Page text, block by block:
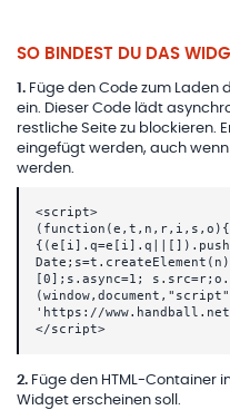
SO BINDEST DU DAS
1 . Füge den Code zum
ein. Dieser Code lädt
restliche Seite zu blockieren.
eingefügt werden, auch
werden.
<script>
[0];s.async=1;
'https://
</script>
2. Füge den HTML-Container
Widget erscheinen soll.